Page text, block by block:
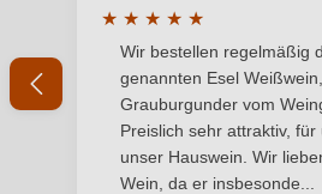
Qualität
Rebsorte
Ihr Passwort
Ich habe
★ ★ ★ ★ ★
Durchschnittliche
Wir bestellen regelmäßig
genannten Esel
Grauburgunder vom
Preislich sehr attraktiv, für
unser Hauswein. Wir
Wein, da er insbesonde...